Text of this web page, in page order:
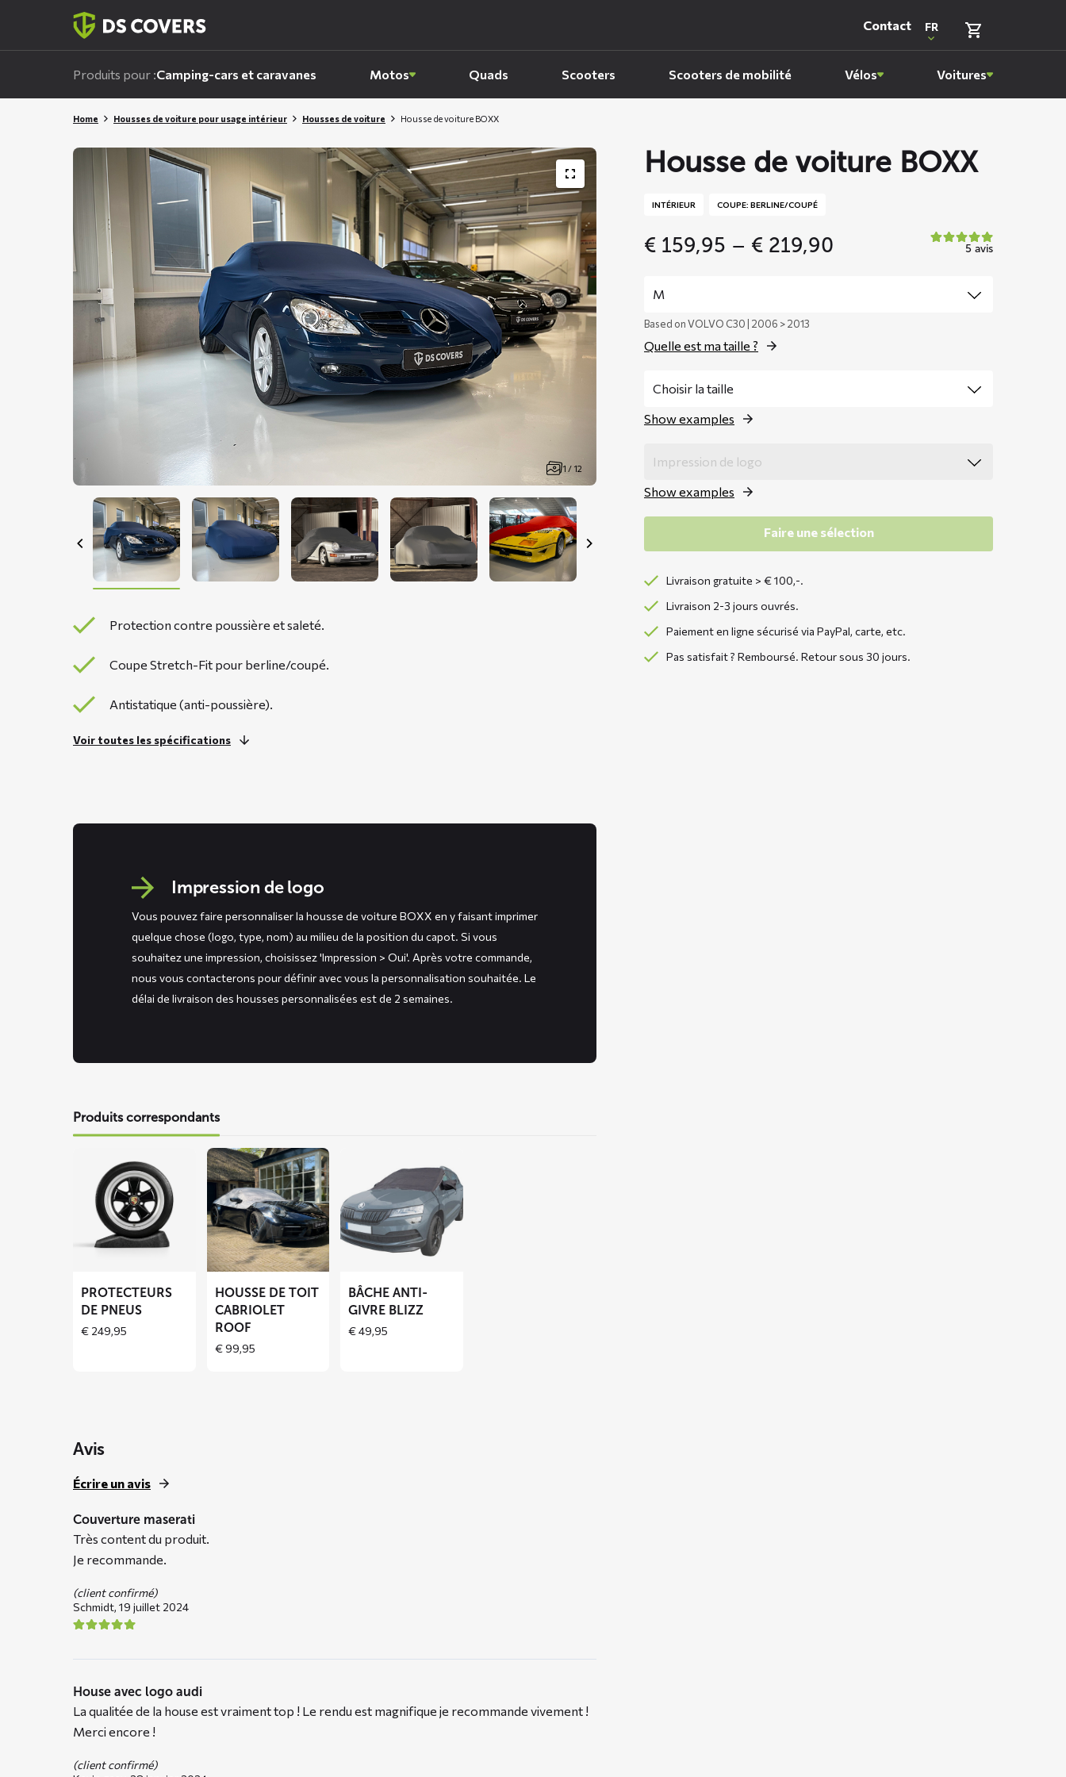
Contact
FR
Produits pour :Camping-cars et caravanes Motos Quads Scooters Scooters de mobilité Vélos Voitures
Home Housses de voiture pour usage intérieur Housses de voiture Housse de voiture BOXX
1 / 12
Protection contre poussière et saleté.
Coupe Stretch-Fit pour berline/coupé.
Antistatique (anti-poussière).
Voir toutes les spécifications
Housse de voiture BOXX
INTÉRIEUR COUPE: BERLINE/COUPÉ
€ 159,95 – € 219,90 5 avis
Based on VOLVO C30 | 2006 > 2013
Quelle est ma taille ?
Show examples
Show examples
Faire une sélection
Livraison gratuite > € 100,-.
Livraison 2-3 jours ouvrés.
Paiement en ligne sécurisé via PayPal, carte, etc.
Pas satisfait ? Remboursé. Retour sous 30 jours.
Impression de logo
Vous pouvez faire personnaliser la housse de voiture BOXX en y faisant imprimer
quelque chose (logo, type, nom) au milieu de la position du capot. Si vous
souhaitez une impression, choisissez 'Impression > Oui'. Après votre commande,
nous vous contacterons pour définir avec vous la personnalisation souhaitée. Le
délai de livraison des housses personnalisées est de 2 semaines.
Produits correspondants
savoir
Protecteurs
PROTECTEURS
DE PNEUS
€ 249,95
En
savoir
plus
sur
Housse
de
cabriolet
ROOF
HOUSSE DE TOIT
CABRIOLET
ROOF
€99,95
plus
sur
Bâche
BLIZZ
BÂCHE ANTI-
GIVRE BLIZZ
€49,95
Avis
Écrire un avis
Couverture maserati
Très content du produit.
Je recommande.
(client confirmé)
Schmidt, 19 juillet 2024
House avec logo audi
La qualitée de la house est vraiment top ! Le rendu est magnifique je recommande vivement !
Merci encore !
(client confirmé)